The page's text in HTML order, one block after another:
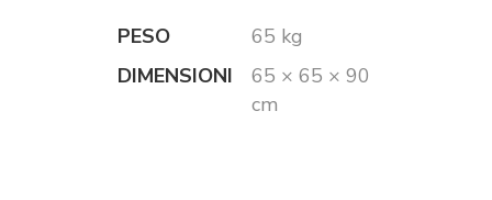
PESO
65 kg
DIMENSIONI
65 × 65 × 90
cm